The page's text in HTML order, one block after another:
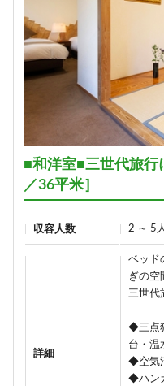
■和洋室■三世代旅行
／36平米］
収容人数 2 ～ 5
詳細
ベッド
ぎの空
三世代
◆三点
台・温
◆空気
◆ハン